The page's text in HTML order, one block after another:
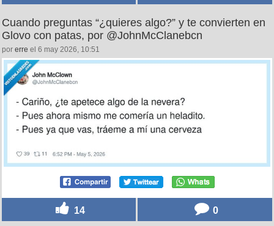
Cuando preguntas “¿quieres algo?” y te convierten en
Glovo con patas, por @JohnMcClanebcn
por erre el 6 may 2026, 10:51
14 0